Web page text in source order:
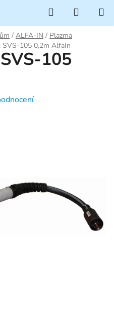
Hledat
KOŠÍK
/ ALFA-IN / Plazma
SVS-105 0,2m AlfaIn
105